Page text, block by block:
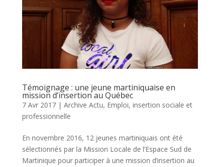
Témoignage : une jeune martiniquaise en
mission d’insertion au Québec
7 Avr 2017| Archive Actu, Emploi, insertion sociale et
professionnelle
En novembre 2016, 12 jeunes martiniquais ont été
sélectionnés par la Mission Locale de l’Espace Sud de
Martinique pour participer à une mission d’insertion au